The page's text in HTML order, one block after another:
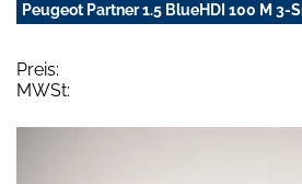
Peugeot Partner 1.5 BlueHDI 100 M 3-
Preis:
MWSt: